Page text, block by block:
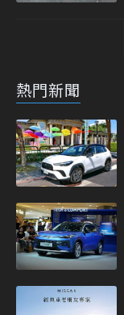
熱門新聞